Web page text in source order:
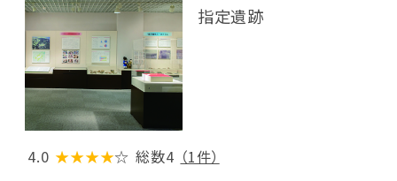
指定遺跡
4.0 ★★★★☆ 総数4 （1件）